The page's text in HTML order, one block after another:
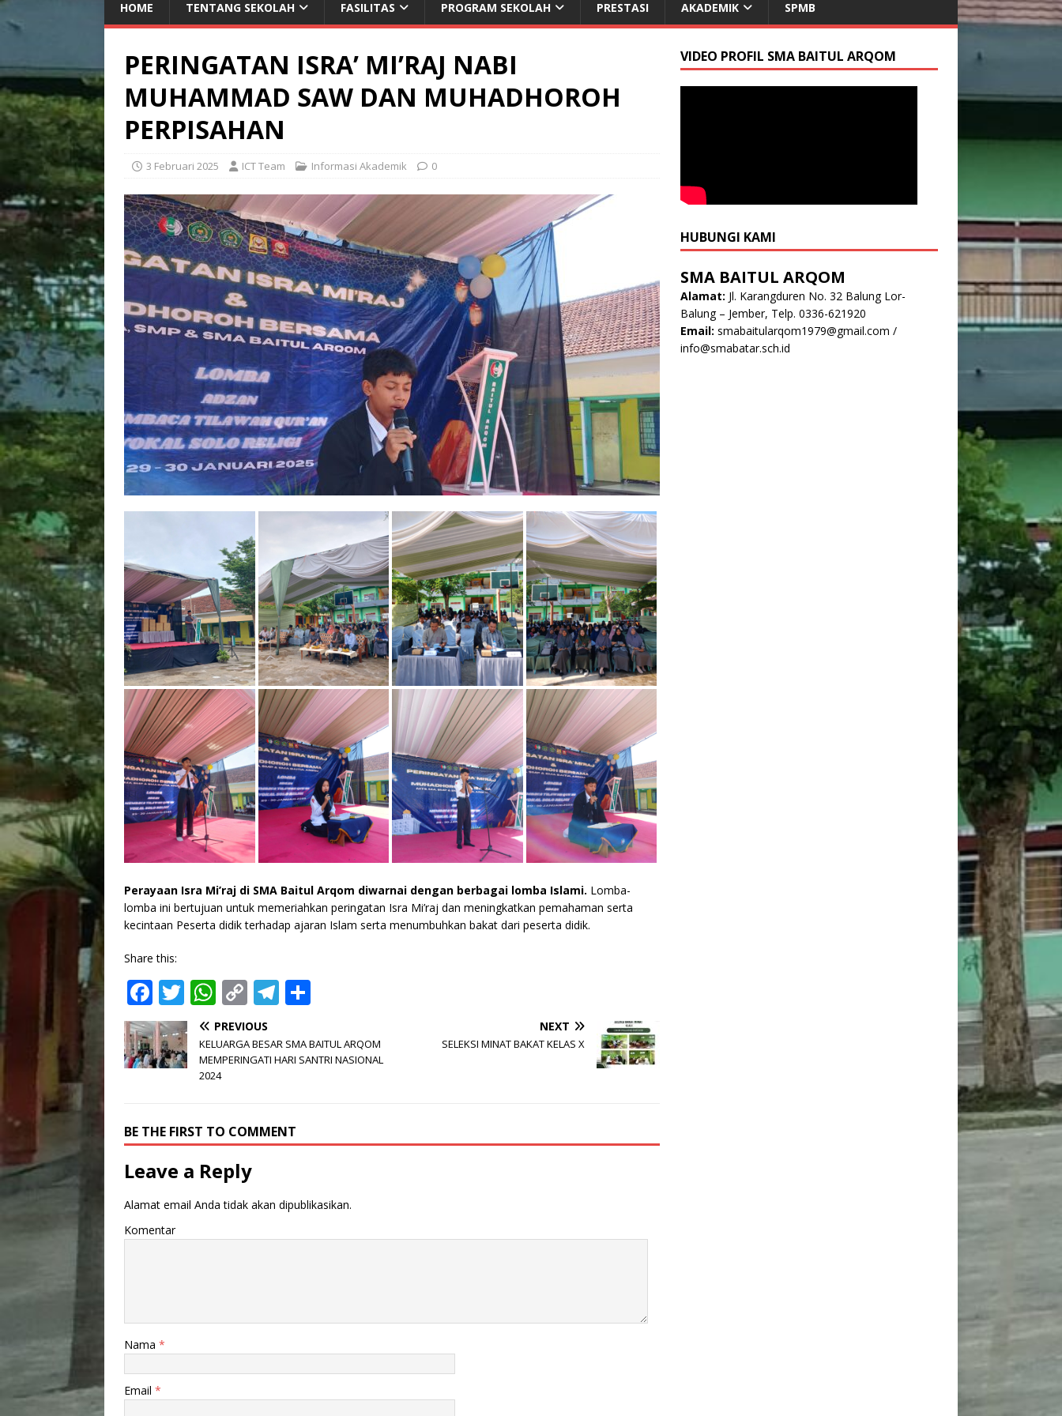
HOME TENTANG SEKOLAH FASILITAS PROGRAM SEKOLAH PRESTASI AKADEMIK SPMB
PERINGATAN ISRA’ MI’RAJ NABI
MUHAMMAD SAW DAN MUHADHOROH
PERPISAHAN
3 Februari 2025 ICT Team Informasi Akademik 0
Perayaan Isra Mi’raj di SMA Baitul Arqom diwarnai dengan berbagai lomba Islami. Lomba-
lomba ini bertujuan untuk memeriahkan peringatan Isra Mi’raj dan meningkatkan pemahaman serta
kecintaan Peserta didik terhadap ajaran Islam serta menumbuhkan bakat dari peserta didik.
Share this:
F
a
c
e
o
o
k
T
w
it
te
W
h
at
s
p
p
C
o
p
y
n
k
T
e
g
m
ar
e
PREVIOUS
KELUARGA BESAR SMA BAITUL ARQOM
MEMPERINGATI HARI SANTRI NASIONAL
2024
NEXT
SELEKSI MINAT BAKAT KELAS X
BE THE FIRST TO COMMENT
Leave a Reply
Alamat email Anda tidak akan dipublikasikan.
Komentar
Nama *
Email *
VIDEO PROFIL SMA BAITUL ARQOM
HUBUNGI KAMI
SMA BAITUL ARQOM
Alamat: Jl. Karangduren No. 32 Balung Lor-
Balung – Jember, Telp. 0336-621920
Email: smabaitularqom1979@gmail.com /
info@smabatar.sch.id